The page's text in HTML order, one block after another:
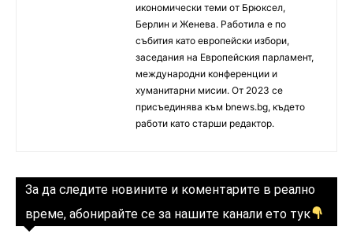
икономически теми от Брюксел,
Берлин и Женева. Работила е по
събития като европейски избори,
заседания на Европейския парламент,
международни конференции и
хуманитарни мисии. От 2023 се
присъединява към bnews.bg, където
работи като старши редактор.
За да следите новините и коментарите в реално
време, абонирайте се за нашите канали ето тук